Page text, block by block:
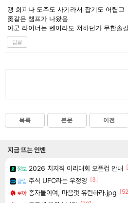
갱 회피나 도주도 사기라서 잡기도 어렵고
좆같은 챔프가 나왔음
아군 라이너는 벤이라도 쳐하던가 무한솔
답글
목록 본문 이전
지금 뜨는 인벤
정보 2026 치지직 이리대회 오픈컵 안내
클립 주식 UFC라는 우정잉 [3]
로아 종자들이여, 마음껏 유린하라.jpg